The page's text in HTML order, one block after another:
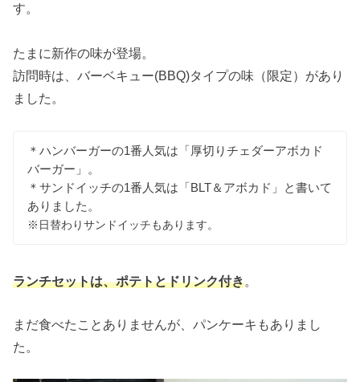
す。
たまに新作の味が登場。
訪問時は、バーベキュー(BBQ)タイプの味（限定）があり
ました。
＊ハンバーガーの1番人気は「厚切りチェダーアボカド
バーガー」。
＊サンドイッチの1番人気は「BLT＆アボカド」と書いて
ありました。
※日替わりサンドイッチもあります。
ランチセットは、ポテトとドリンク付き。
まだ食べたことありませんが、パンケーキもありまし
た。